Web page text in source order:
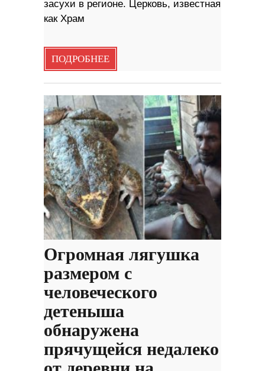
засухи в регионе. Церковь, известная
как Храм
ПОДРОБНЕЕ
Огромная лягушка
размером с
человеческого
детеныша
обнаружена
прячущейся недалеко